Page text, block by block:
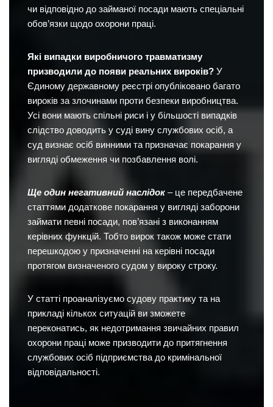
чи відповідно до займаної посади мають спеціальні
обов’язки щодо охорони праці.
Які випадки виробничого травматизму
призводили до появи реальних вироків? У
Єдиному державному реєстрі опубліковано багато
вироків за злочинами проти безпеки виробництва.
Усі вони мають спільні риси і у більшості випадків
слідство доводить у суді вину службових осіб, а
суд визнає осіб винними та призначає покарання у
вигляді обмеження чи позбавлення волі.
Ще один негативний наслідок – це передбачене
статтями додаткове покарання у вигляді заборони
займати певні посади, пов’язані з виконанням
керівних функцій. Тобто вирок також може стати
перешкодою у призначенні на керівні посади
протягом визначеного судом у вироку строку.
У статті проаналізуємо судову практику та на
прикладі кількох ситуацій ви зможете
переконатись, як недотримання звичайних правил
охорони праці може призводити до притягнення
службових осіб підприємства до кримінальної
відповідальності.